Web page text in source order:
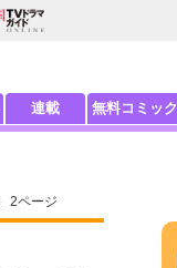
連載 無料コミック
2ページ